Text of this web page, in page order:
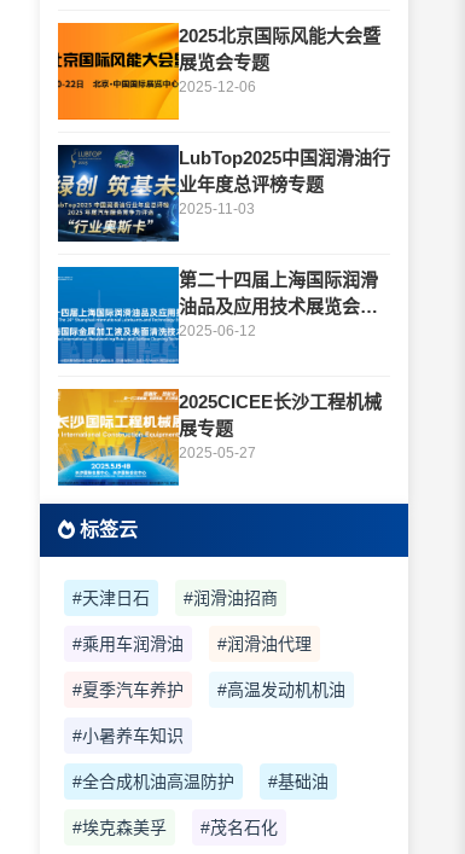
2025北京国际风能大会暨
展览会专题
2025-12-06
LubTop2025中国润滑油行
业年度总评榜专题
2025-11-03
第二十四届上海国际润滑
油品及应用技术展览会专
题
2025-06-12
2025CICEE长沙工程机械
展专题
2025-05-27
标签云
#天津日石 #润滑油招商
#乘用车润滑油 #润滑油代理
#夏季汽车养护 #高温发动机机油
#小暑养车知识
#全合成机油高温防护 #基础油
#埃克森美孚 #茂名石化